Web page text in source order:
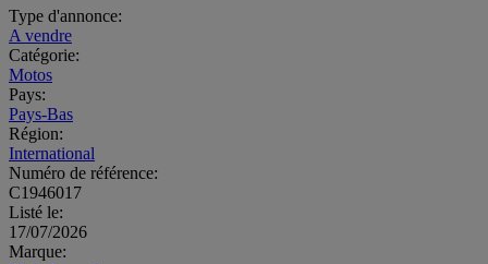
Type d'annonce:
A vendre
Catégorie:
Motos
Pays:
Pays-Bas
Région:
International
Numéro de référence:
C1946017
Listé le:
17/07/2026
Marque: